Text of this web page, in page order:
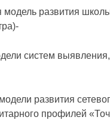
модель развития
систем
развития
профилей